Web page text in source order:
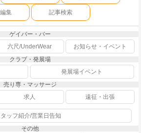
集 記事検索
ゲイバー・バー
六尺/UnderWear
お知らせ・イベント
クラブ・発展場
発展場イベント
売り専・マッサージ
求人 遠征・出張
ッフ紹介/営業日告知
その他